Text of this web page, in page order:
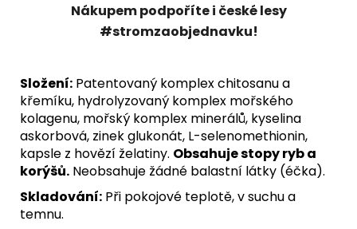
Nákupem podpoříte i české lesy
#stromzaobjednavku!
Složení: Patentovaný komplex chitosanu a
křemíku, hydrolyzovaný komplex mořského
kolagenu, mořský komplex minerálů, kyselina
askorbová, zinek glukonát, L-selenomethionin,
kapsle z hovězí želatiny. Obsahuje stopy ryb a
korýšů. Neobsahuje žádné balastní látky (éčka).
Skladování: Při pokojové teplotě, v suchu a
temnu.